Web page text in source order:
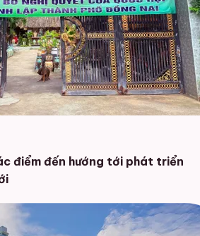
điểm đến hướng tới phát triển